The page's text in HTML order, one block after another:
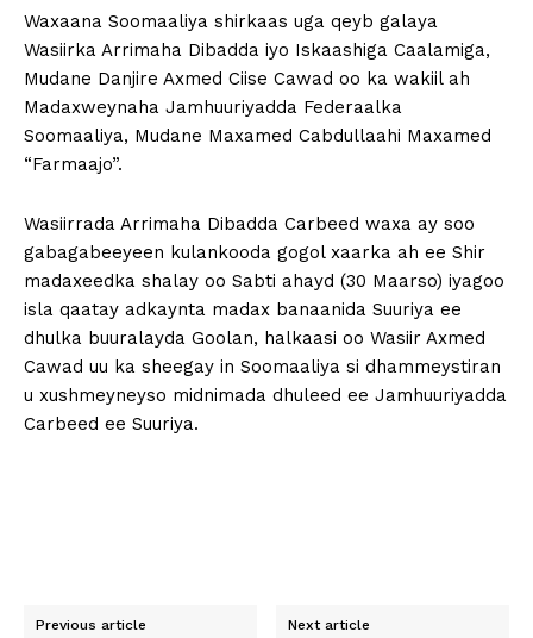
Waxaana Soomaaliya shirkaas uga qeyb galaya
Wasiirka Arrimaha Dibadda iyo Iskaashiga Caalamiga,
Mudane Danjire Axmed Ciise Cawad oo ka wakiil ah
Madaxweynaha Jamhuuriyadda Federaalka
Soomaaliya, Mudane Maxamed Cabdullaahi Maxamed
“Farmaajo”.
Wasiirrada Arrimaha Dibadda Carbeed waxa ay soo
gabagabeeyeen kulankooda gogol xaarka ah ee Shir
madaxeedka shalay oo Sabti ahayd (30 Maarso) iyagoo
isla qaatay adkaynta madax banaanida Suuriya ee
dhulka buuralayda Goolan, halkaasi oo Wasiir Axmed
Cawad uu ka sheegay in Soomaaliya si dhammeystiran
u xushmeyneyso midnimada dhuleed ee Jamhuuriyadda
Carbeed ee Suuriya.
Previous article Next article